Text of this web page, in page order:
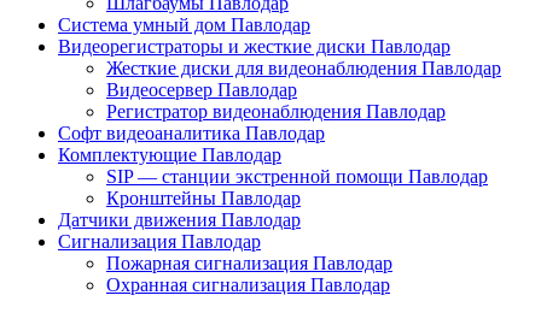
Система умный дом Павлодар
Видеорегистраторы и жесткие диски Павлодар
Жесткие диски для видеонаблюдения Павлодар
Видеосервер Павлодар
Регистратор видеонаблюдения Павлодар
Софт видеоаналитика Павлодар
Комплектующие Павлодар
SIP — станции экстренной помощи Павлодар
Кронштейны Павлодар
Датчики движения Павлодар
Сигнализация Павлодар
Пожарная сигнализация Павлодар
Охранная сигнализация Павлодар